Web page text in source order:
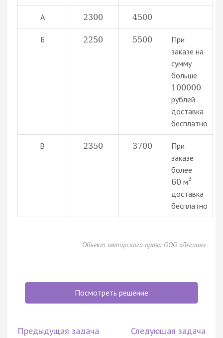
А 2300 4500
Б 2250 5500
При
заказе на
сумму
больше
100000
рублей
доставка
бесплатно
В 2350 3700
При
заказе
более
60 м3
доставка
бесплатно
Объект авторского права ООО «Легион»
Посмотреть решение
Предыдущая задача Следующая задача